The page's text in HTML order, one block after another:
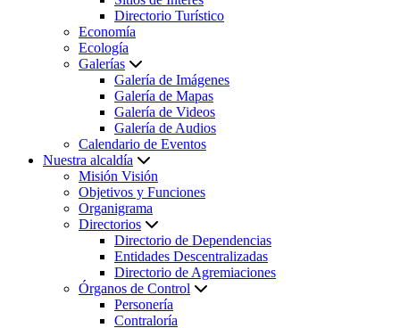
Directorio Turístico
Economía
Ecología
Galerías
Galería de Imágenes
Galería de Mapas
Galería de Videos
Galería de Audios
Calendario de Eventos
Nuestra alcaldía
Misión Visión
Objetivos y Funciones
Organigrama
Directorios
Directorio de Dependencias
Entidades Descentralizadas
Directorio de Agremiaciones
Órganos de Control
Personería
Contraloría